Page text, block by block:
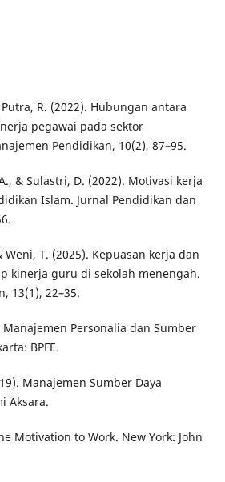
R. (2022). Hubungan antara
pegawai pada sektor
Pendidikan, 10(2), 87–95.
& Sulastri, D. (2022). Motivasi kerja
Islam. Jurnal Pendidikan dan
Weni, T. (2025). Kepuasan kerja dan
kinerja guru di sekolah menengah.
13(1), 22–35.
Manajemen Personalia dan Sumber
BPFE.
Manajemen Sumber Daya
Aksara.
Motivation to Work. New York: John